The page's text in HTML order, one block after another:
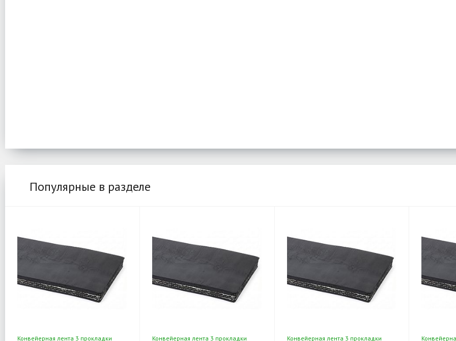
Популярные в разделе
Конвейерная лента 3 прокладки Конвейерная лента 3 прокладки Конвейерная лента 3 прокладки